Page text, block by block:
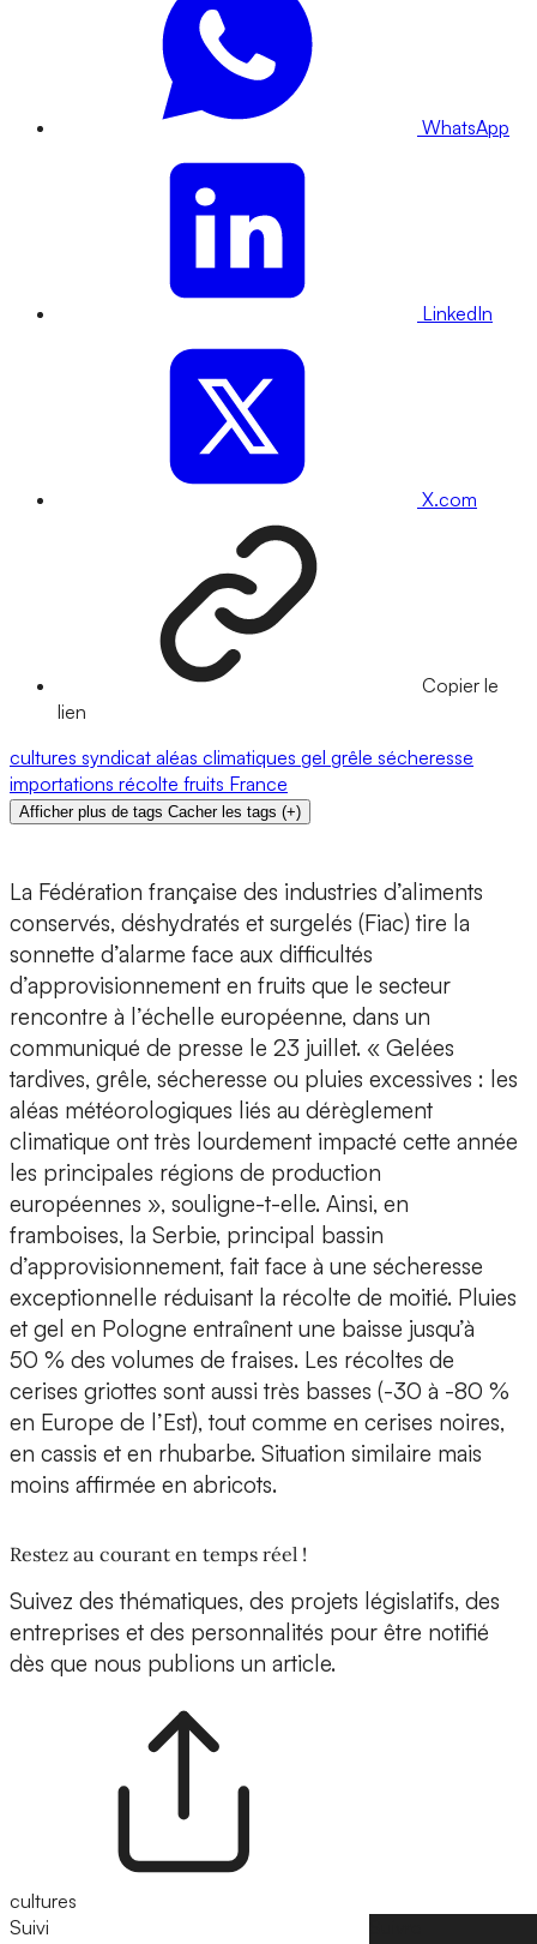
WhatsApp
LinkedIn
X.com
Copier le
lien
cultures syndicat aléas climatiques gel grêle sécheresse
importations récolte fruits France
Afficher plus de tags Cacher les tags (+)
La Fédération française des industries d’aliments
conservés, déshydratés et surgelés (Fiac) tire la
sonnette d’alarme face aux difficultés
d’approvisionnement en fruits que le secteur
rencontre à l’échelle européenne, dans un
communiqué de presse le 23 juillet. « Gelées
tardives, grêle, sécheresse ou pluies excessives : les
aléas météorologiques liés au dérèglement
climatique ont très lourdement impacté cette année
les principales régions de production
européennes », souligne-t-elle. Ainsi, en
framboises, la Serbie, principal bassin
d’approvisionnement, fait face à une sécheresse
exceptionnelle réduisant la récolte de moitié. Pluies
et gel en Pologne entraînent une baisse jusqu’à
50 % des volumes de fraises. Les récoltes de
cerises griottes sont aussi très basses (-30 à -80 %
en Europe de l’Est), tout comme en cerises noires,
en cassis et en rhubarbe. Situation similaire mais
moins affirmée en abricots.
Restez au courant en temps réel !
Suivez des thématiques, des projets législatifs, des
entreprises et des personnalités pour être notifié
dès que nous publions un article.
cultures
Suivi